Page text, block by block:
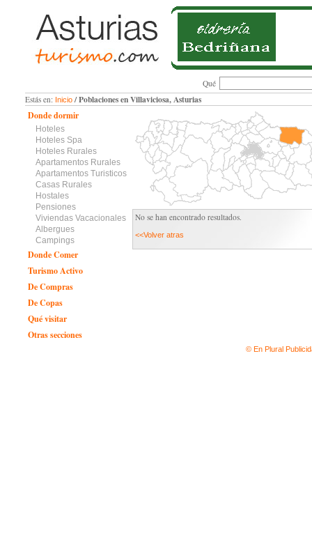
Qué
Estás en: Inicio/ Poblaciones en Villaviciosa, Asturias
Donde dormir
Hoteles
Hoteles Spa
Hoteles Rurales
Apartamentos Rurales
Apartamentos Turisticos
Casas Rurales
Hostales
Pensiones
Viviendas Vacacionales
Albergues
Campings
Donde Comer
Turismo Activo
De Compras
De Copas
Qué visitar
Otras secciones
No se han encontrado resultados.
<<Volver atras
© En Plural